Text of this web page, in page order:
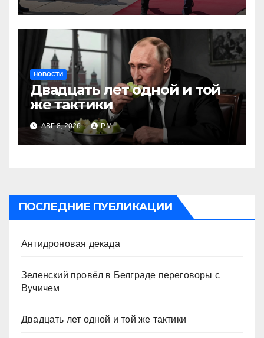
НОВОСТИ
Двадцать лет одной и той
же тактики
АВГ 8, 2026 РМ
ПОСЛЕДНИЕ ПУБЛИКАЦИИ
Антидроновая декада
Зеленский провёл в Белграде переговоры с
Вучичем
Двадцать лет одной и той же тактики